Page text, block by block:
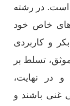
در رشته
خاص خود
و کاربردی
تسلط بر
و در نهایت،
غنی باشند و